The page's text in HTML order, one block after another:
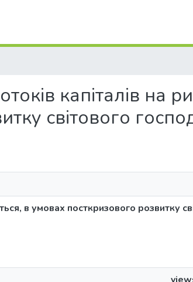
капіталів на
світового
в умовах посткризового розвитку